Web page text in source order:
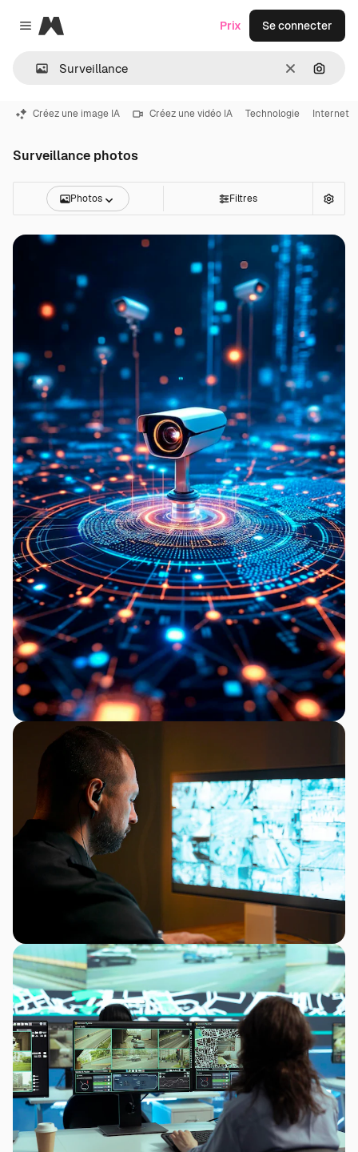
Close menu
Magnific
Effacer
Prix Se connecter
Créez une image IA Créez une vidéo IA Technologie Internet
Surveillance photos
Photos Filtres